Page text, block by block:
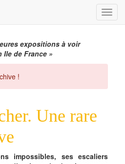
Menu
expositions à voir
Ile de France »
!
Une rare
impossibles, ses escaliers